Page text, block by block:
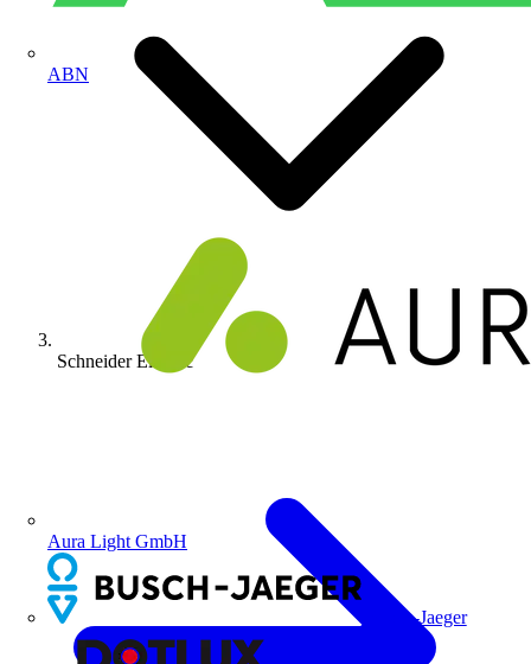
ABN
Aura Light GmbH
Busch-Jaeger
Schneider Electric